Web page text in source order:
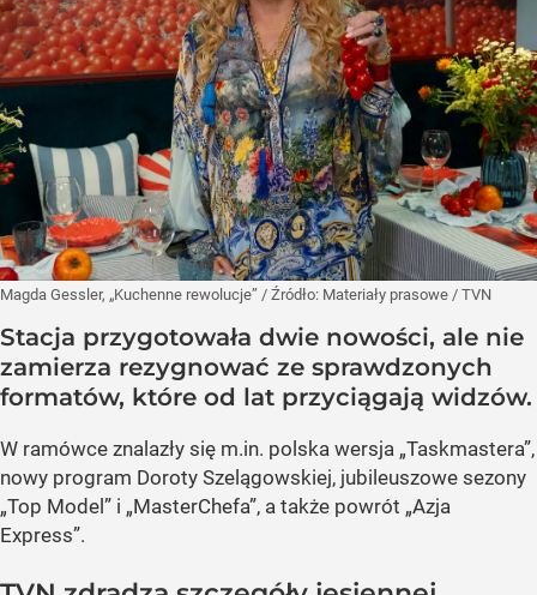
Magda Gessler, „Kuchenne rewolucje” / Źródło: Materiały prasowe / TVN
Stacja przygotowała dwie nowości, ale nie
zamierza rezygnować ze sprawdzonych
formatów, które od lat przyciągają widzów.
W ramówce znalazły się m.in. polska wersja „Taskmastera”,
nowy program Doroty Szelągowskiej, jubileuszowe sezony
„Top Model” i „MasterChefa”, a także powrót „Azja
Express”.